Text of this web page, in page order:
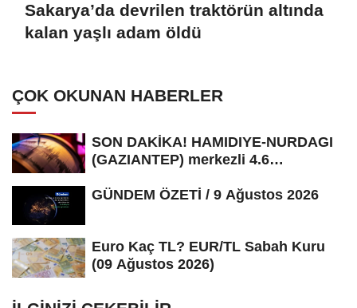
Sakarya’da devrilen traktörün altında
kalan yaşlı adam öldü
ÇOK OKUNAN HABERLER
SON DAKİKA! HAMIDIYE-NURDAGI
(GAZIANTEP) merkezli 4.6
GÜNDEM ÖZETİ / 9 Ağustos 2026
Euro Kaç TL? EUR/TL Sabah Kuru
(09 Ağustos 2026)